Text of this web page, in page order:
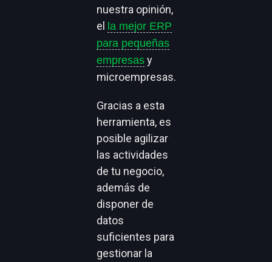
nuestra opinión,
el la mejor ERP
para pequeñas
empresas y
microempresas.
Gracias a esta
herramienta, es
posible agilizar
las actividades
de tu negocio,
además de
disponer de
datos
suficientes para
gestionar la